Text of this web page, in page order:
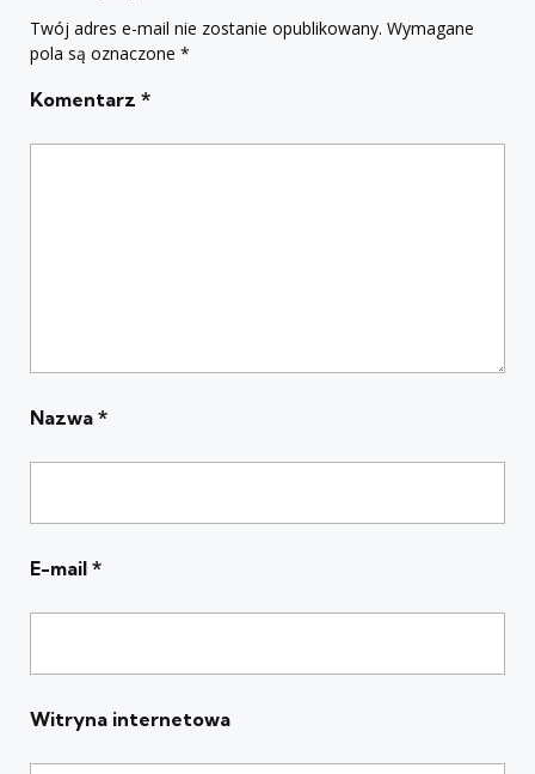
Twój adres e-mail nie zostanie opublikowany. Wymagane
pola są oznaczone *
Komentarz *
Nazwa *
E-mail *
Witryna internetowa